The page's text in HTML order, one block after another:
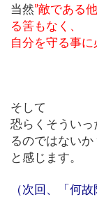
当然”敵である
る筈もなく、
自分を守る事に
そして
恐らくそういっ
るのではないか
と感じます。
（次回、「何